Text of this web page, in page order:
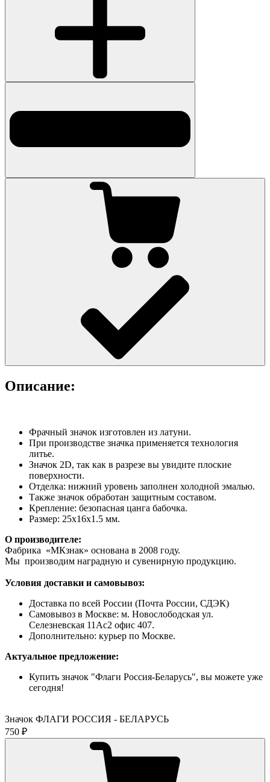
Описание:
Фрачный значок изготовлен из латуни.
При производстве значка применяется технология
литье.
Значок 2D, так как в разрезе вы увидите плоские
поверхности.
Отделка: нижний уровень заполнен холодной эмалью.
Также значок обработан защитным составом.
Крепление: безопасная цанга бабочка.
Размер: 25х16х1.5 мм.
О производителе:
Фабрика «МКзнак» основана в 2008 году.
Мы производим наградную и сувенирную продукцию.
Условия доставки и самовывоз:
Доставка по всей России (Почта России, СДЭК)
Самовывоз в Москве: м. Новослободская ул.
Селезневская 11Ас2 офис 407.
Дополнительно: курьер по Москве.
Актуальное предложение:
Купить значок "Флаги Россия-Беларусь", вы можете уже
сегодня!
Значок ФЛАГИ РОССИЯ - БЕЛАРУСЬ
750 ₽